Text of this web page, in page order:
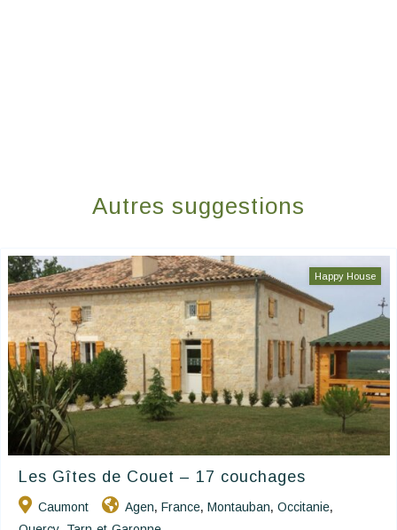
Autres suggestions
Happy House
Les Gîtes de Couet – 17 couchages
Caumont Agen, France, Montauban, Occitanie,